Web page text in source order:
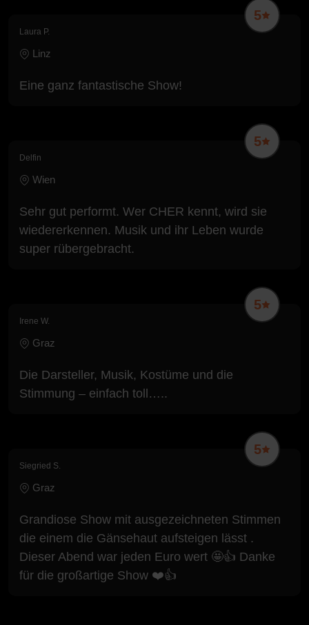
5
Laura P.
Linz
Eine ganz fantastische Show!
5
Delfin
Wien
Sehr gut performt. Wer CHER kennt, wird sie
wiedererkennen. Musik und ihr Leben wurde
super rübergebracht.
5
Irene W.
Graz
Die Darsteller, Musik, Kostüme und die
Stimmung – einfach toll…..
5
Siegried S.
Graz
Grandiose Show mit ausgezeichneten Stimmen
die einem die Gänsehaut aufsteigen lässt .
Dieser Abend war jeden Euro wert 🤩👍 Danke
für die großartige Show ❤️👍